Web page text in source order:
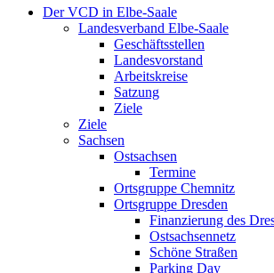
Der VCD in Elbe-Saale
Landesverband Elbe-Saale
Geschäftsstellen
Landesvorstand
Arbeitskreise
Satzung
Ziele
Ziele
Sachsen
Ostsachsen
Termine
Ortsgruppe Chemnitz
Ortsgruppe Dresden
Finanzierung des
Ostsachsennetz
Schöne Straßen
Parking Day